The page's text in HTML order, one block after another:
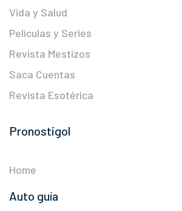
Vida y Salud
Películas y Series
Revista Mestizos
Saca Cuentas
Revista Esotérica
Pronostigol
Home
Auto guía